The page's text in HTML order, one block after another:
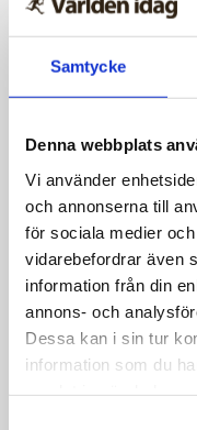
Samtycke
Denna webbplats
Vi använder
och annonserna till
för sociala medier
vidarebefordrar även
information från din
annons- och
Dessa kan i sin tur
information som du
Svenska